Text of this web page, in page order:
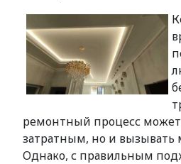
ремонтный процесс
затратным, но и вызывать
Однако, с правильным